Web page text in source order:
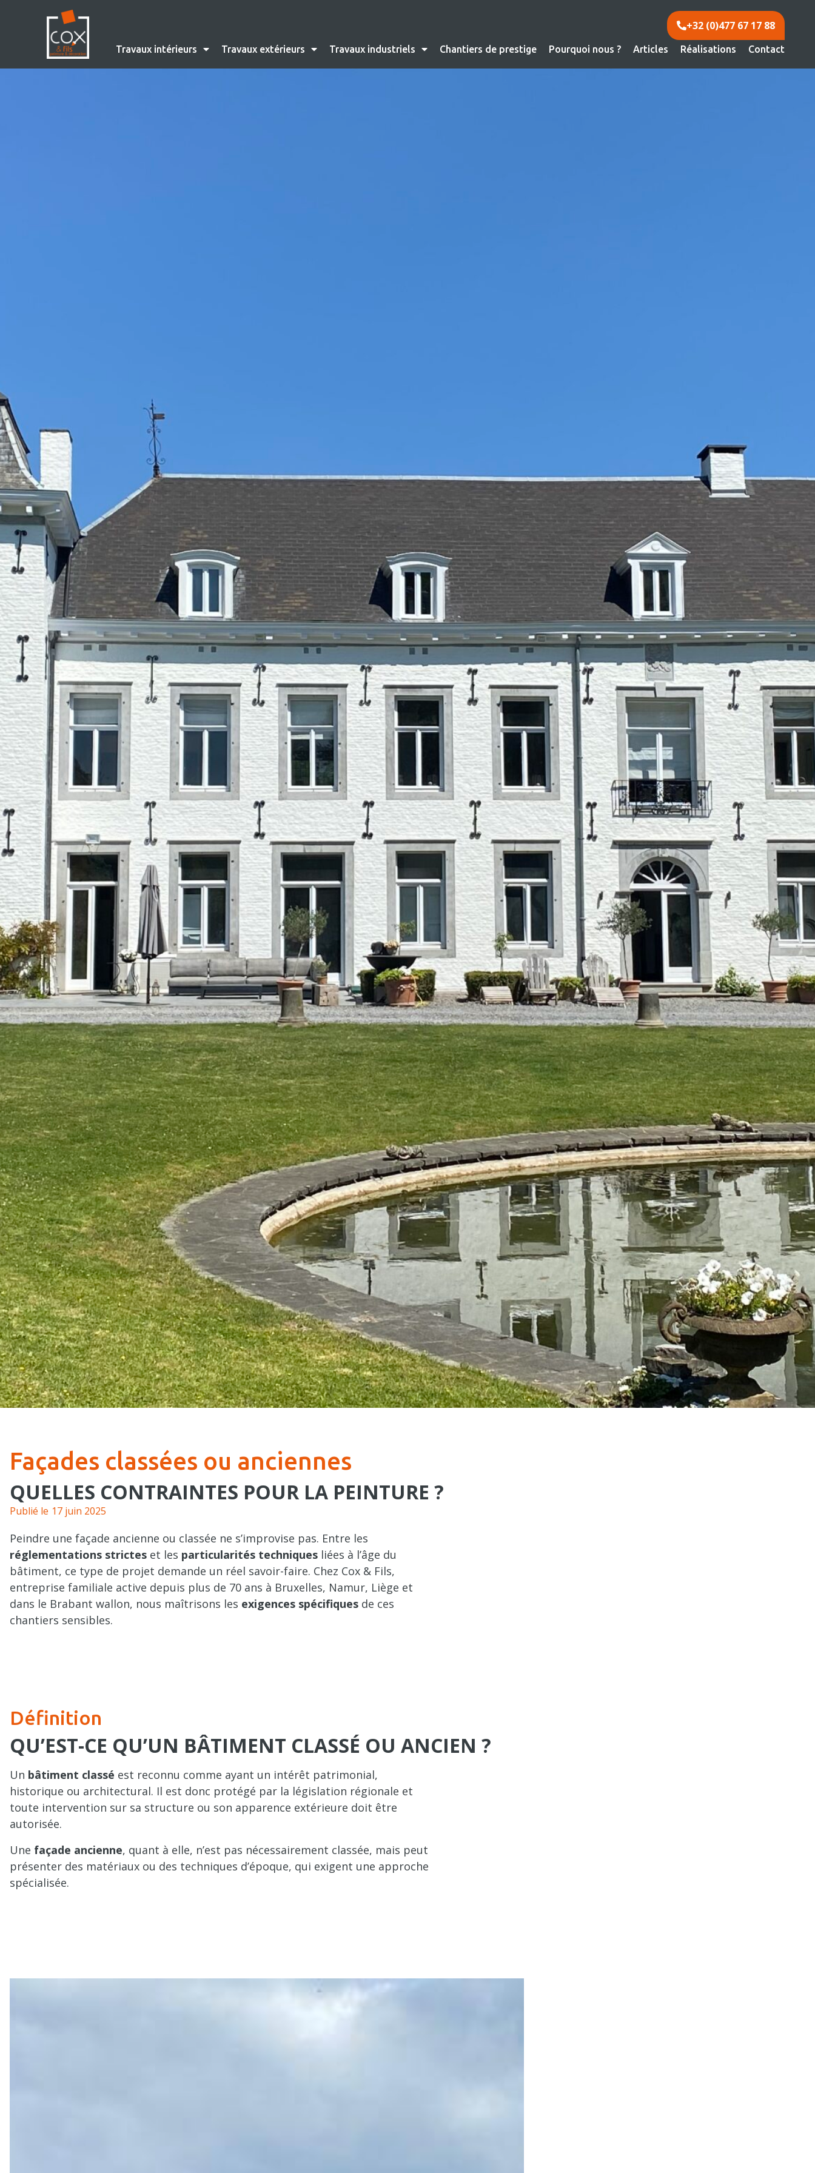
+32 (0)477 67 17 88
Travaux intérieurs Travaux extérieurs Travaux industriels Chantiers de prestige Pourquoi nous ? Articles Réalisations Contact
Façades classées ou anciennes
QUELLES CONTRAINTES POUR LA PEINTURE ?
17 juin 2025
Peindre une façade ancienne ou classée ne s’improvise pas. Entre les
réglementations strictes et les particularités techniques liées à l’âge du
bâtiment, ce type de projet demande un réel savoir-faire. Chez Cox & Fils,
entreprise familiale active depuis plus de 70 ans à Bruxelles, Namur, Liège et
dans le Brabant wallon, nous maîtrisons les exigences spécifiques de ces
chantiers sensibles.
Définition
QU’EST-CE QU’UN BÂTIMENT CLASSÉ OU ANCIEN ?
Un bâtiment classé est reconnu comme ayant un intérêt patrimonial,
historique ou architectural. Il est donc protégé par la législation régionale et
toute intervention sur sa structure ou son apparence extérieure doit être
autorisée.
Une façade ancienne, quant à elle, n’est pas nécessairement classée, mais peut
présenter des matériaux ou des techniques d’époque, qui exigent une approche
spécialisée.